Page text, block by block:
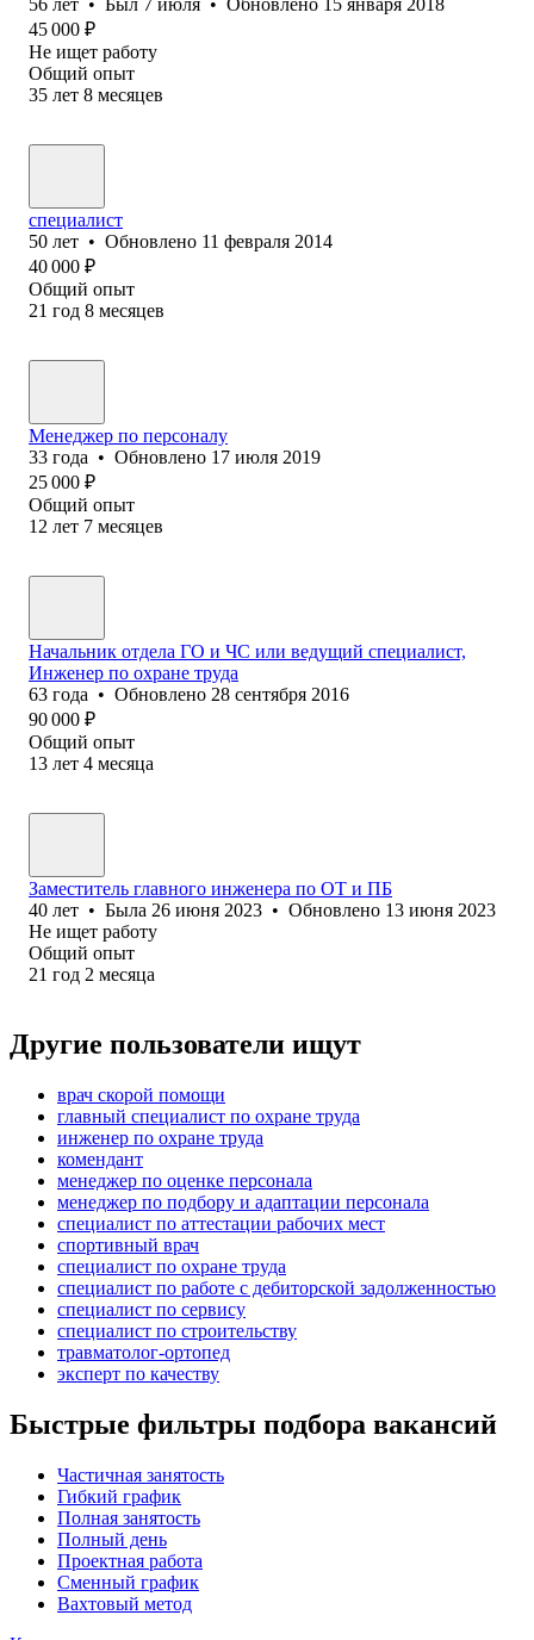
45 000 ₽
Не ищет работу
Общий опыт
35 лет 8 месяцев
специалист
50 лет • Обновлено 11 февраля 2014
40 000 ₽
Общий опыт
21 год 8 месяцев
Менеджер по персоналу
33 года • Обновлено 17 июля 2019
25 000 ₽
Общий опыт
12 лет 7 месяцев
Начальник отдела ГО и ЧС или ведущий специалист,
Инженер по охране труда
63 года • Обновлено 28 сентября 2016
90 000 ₽
Общий опыт
13 лет 4 месяца
Заместитель главного инженера по ОТ и ПБ
40 лет • Была 26 июня 2023 • Обновлено 13 июня 2023
Не ищет работу
Общий опыт
21 год 2 месяца
Другие пользователи ищут
врач скорой помощи
главный специалист по охране труда
инженер по охране труда
комендант
менеджер по оценке персонала
менеджер по подбору и адаптации персонала
специалист по аттестации рабочих мест
спортивный врач
специалист по охране труда
специалист по работе с дебиторской задолженностью
специалист по сервису
специалист по строительству
травматолог-ортопед
эксперт по качеству
Быстрые фильтры подбора вакансий
Частичная занятость
Гибкий график
Полная занятость
Полный день
Проектная работа
Сменный график
Вахтовый метод